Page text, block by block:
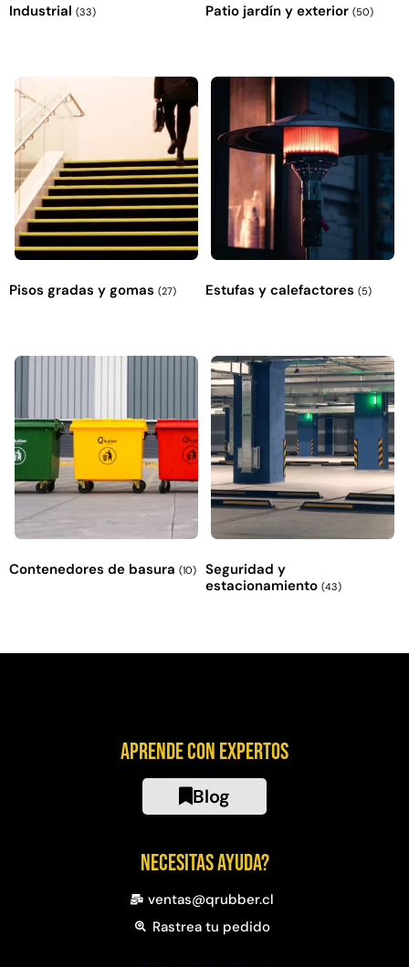
Industrial (33) Patio jardín y exterior (50)
Pisos gradas y gomas (27) Estufas y calefactores (5)
Contenedores de basura (10)
Seguridad y
estacionamiento (43)
Aprende con expertos
Blog
Necesitas ayuda?
ventas@qrubber.cl
Rastrea tu pedido